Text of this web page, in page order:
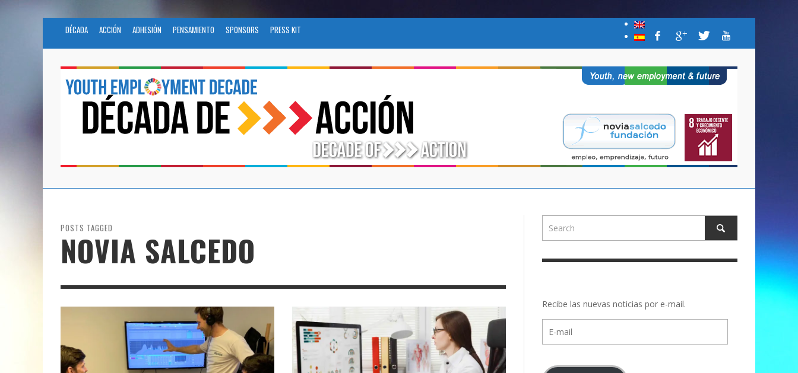
DÉCADA ACCIÓN ADHESIÓN PENSAMIENTO SPONSORS PRESS KIT
POSTS TAGGED
NOVIA SALCEDO
Recibe las nuevas noticias por e-mail.
mail